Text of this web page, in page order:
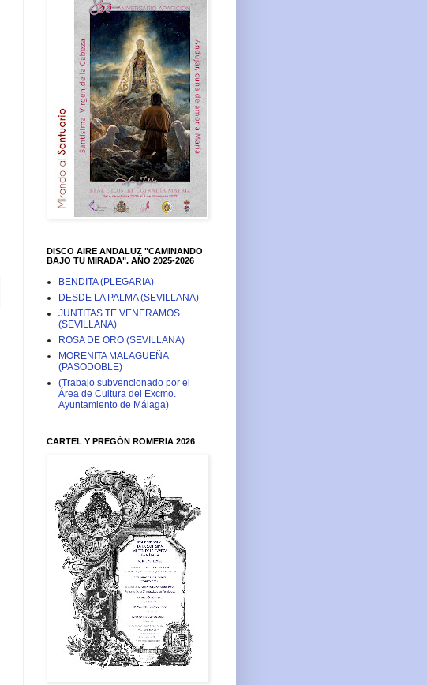
DISCO AIRE ANDALUZ "CAMINANDO
BAJO TU MIRADA". AÑO 2025-2026
BENDITA (PLEGARIA)
DESDE LA PALMA (SEVILLANA)
JUNTITAS TE VENERAMOS
(SEVILLANA)
ROSA DE ORO (SEVILLANA)
MORENITA MALAGUEÑA
(PASODOBLE)
(Trabajo subvencionado por el
Área de Cultura del Excmo.
Ayuntamiento de Málaga)
CARTEL Y PREGÓN ROMERIA 2026